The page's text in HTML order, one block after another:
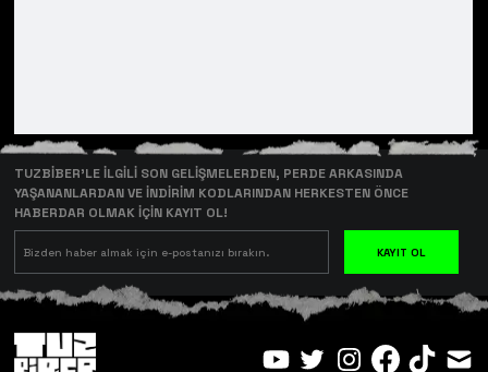
TUZBİBER’LE İLGİLİ SON GELİŞMELERDEN, PERDE ARKASINDA
YAŞANANLARDAN VE İNDİRİM KODLARINDAN HERKESTEN ÖNCE
HABERDAR OLMAK İÇİN KAYIT OL!
KAYIT OL